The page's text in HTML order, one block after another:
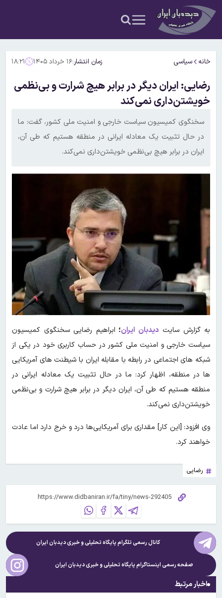
خانه سیاسی زمان انتشار:۱۶ خرداد ۱۴۰۵ ۱۸:۲۱
رضایی: ایران دیگر در برابر هیچ شرارت و بی‌نظمی
خویشتن‌داری نمی‌کند
سخنگوی کمیسیون سیاست خارجی و امنیت ملی کشور، گفت: ما
در حال تثبیت یک معادله ایرانی در منطقه هستیم که طی آن،
ایران در برابر هیچ بی‌نظمی خویشتن‌داری نمی‌کند.
به گزارش سایت دیدبان ایران؛ ابراهیم رضایی سخنگوی کمیسیون
سیاست خارجی و امنیت ملی کشور در حساب کاربری خود در یکی از
شبکه های اجتماعی در رابطه با مقابله ایران با شیطنت های آمریکایی
ها در منطقه، اظهار کرد: ما در حال تثبیت یک معادله ایرانی در
منطقه هستیم که طی آن، ایران دیگر در برابر هیچ شرارت و بی‌نظمی
خویشتن‌داری نمی‌کند.
وی افزود: [این کار] مقداری برای آمریکایی‌ها درد و خرج دارد اما عادت
خواهند کرد.
رضایی
کانال رسمی تلگرام پایگاه تحلیلی و خبریدیدبان ایران
صفحه رسمی اینستاگرام پایگاه تحلیلی و خبریدیدبان ایران
اخبار مرتبط